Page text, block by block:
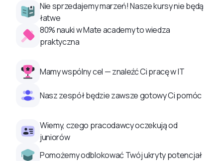
Nie sprzedajemy marzeń! Nasze kursy nie będą
łatwe
80% nauki w Mate academy to wiedza
praktyczna
Mamy wspólny cel — znaleźć Ci pracę w IT
Nasz zespół będzie zawsze gotowy Ci pomóc
Wiemy, czego pracodawcy oczekują od
juniorów
Pomożemy odblokować Twój ukryty potencjał